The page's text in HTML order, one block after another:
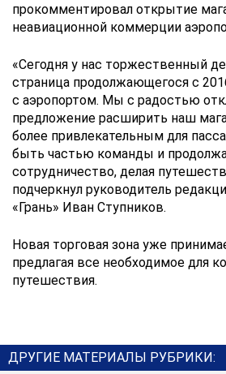
прокомментировал открытие
неавиационной коммерции
«Сегодня у нас торжественный
страница продолжающегося с
с аэропортом. Мы с радостью
предложение расширить наш
более привлекательным для
быть частью команды и
сотрудничество, делая
подчеркнул руководитель
«Грань» Иван Ступников.
Новая торговая зона уже
предлагая все необходимое для
путешествия.
ДРУГИЕ МАТЕРИАЛЫ РУБРИКИ: